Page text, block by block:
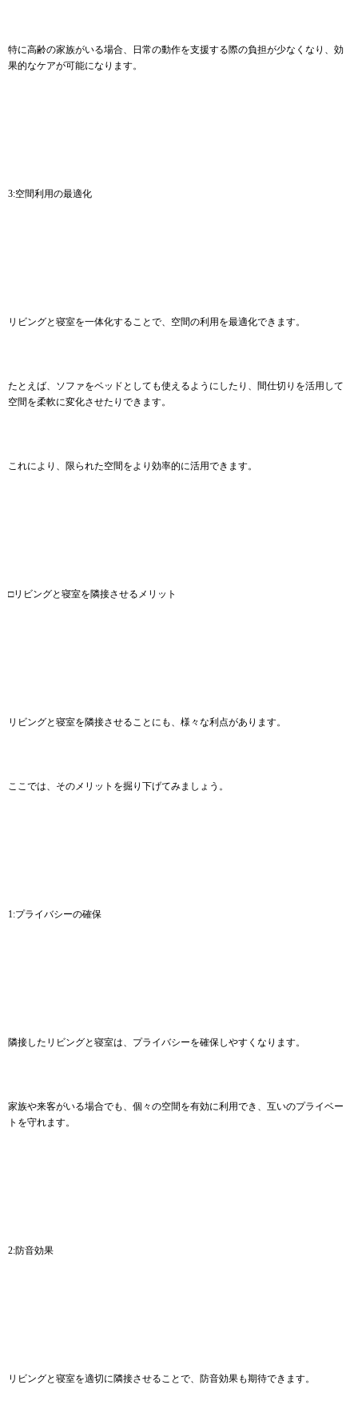
特に高齢の家族がいる場合、日常の動作を支援する際の負担が少なくなり、効
果的なケアが可能になります。
3:空間利用の最適化
リビングと寝室を一体化することで、空間の利用を最適化できます。
たとえば、ソファをベッドとしても使えるようにしたり、間仕切りを活用して
空間を柔軟に変化させたりできます。
これにより、限られた空間をより効率的に活用できます。
□リビングと寝室を隣接させるメリット
リビングと寝室を隣接させることにも、様々な利点があります。
ここでは、そのメリットを掘り下げてみましょう。
1:プライバシーの確保
隣接したリビングと寝室は、プライバシーを確保しやすくなります。
家族や来客がいる場合でも、個々の空間を有効に利用でき、互いのプライベー
トを守れます。
2:防音効果
リビングと寝室を適切に隣接させることで、防音効果も期待できます。